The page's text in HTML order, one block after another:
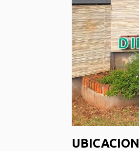
UBICACION